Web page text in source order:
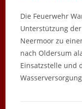
Die Feuerwehr
Unterstützung
Neermoor zu
nach Oldersum
Einsatzstelle und